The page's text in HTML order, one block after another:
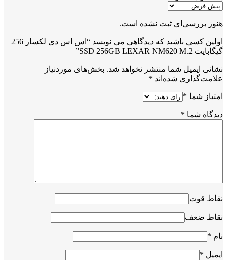
هنوز بررسی‌ای ثبت نشده است.
اولین کسی باشید که دیدگاهی می نویسد “اس اس دی لکسار 256
گیگابایت SSD 256GB LEXAR NM620 M.2”
نشانی ایمیل شما منتشر نخواهد شد. بخش‌های موردنیاز
علامت‌گذاری شده‌اند *
امتیاز شما *
دیدگاه شما *
نقاط قوت
نقاط ضعف
نام *
ایمیل *